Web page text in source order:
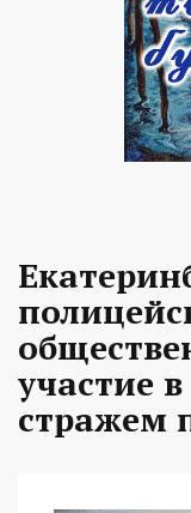
участие
стражем